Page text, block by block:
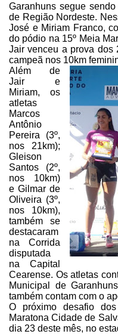
Garanhuns segue
de Região Nordeste.
José e Miriam Franco,
do pódio na 15º Meia
Jair venceu a prova dos
campeã nos 10km
Além de
Jair e
Miriam, os
atletas
Marcos
Antônio
Pereira (3º,
nos 21km);
Gleison
Santos (2º,
nos 10km)
e Gilmar de
Oliveira (3º,
nos 10km),
também se
destacaram
na Corrida
disputada
na Capital
Cearense. Os atletas
Municipal de
também contam com o
O próximo desafio
Maratona Cidade de
dia 23 deste mês, no